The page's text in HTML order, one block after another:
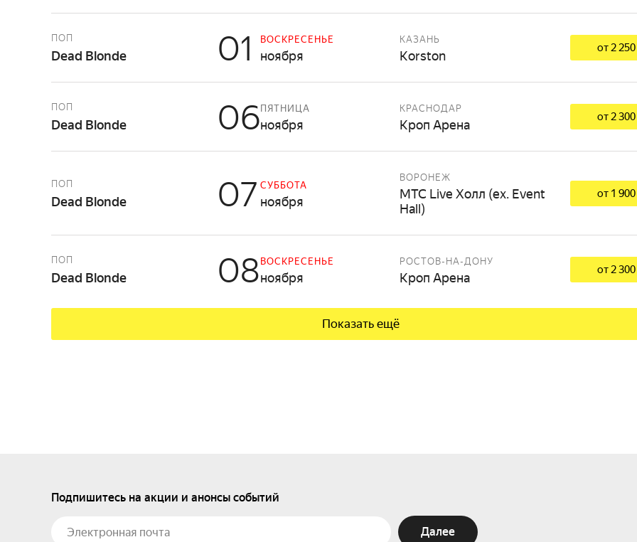
ПОП
Dead Blonde 01 ВОСКРЕСЕНЬЕ
ноября
КАЗАНЬ
Korston
от 2
ПОП
Dead Blonde 06ПЯТНИЦА
ноября
КРАСНОДАР
Кроп Арена
от 2
ПОП
Dead Blonde 07 СУББОТА
ноября
ВОРОНЕЖ
МТС Live Холл (ex. Event
Hall)
от 1
ПОП
Dead Blonde 08 ВОСКРЕСЕНЬЕ
ноября
РОСТОВ-НА-ДОНУ
Кроп Арена
от 2
Показать ещё
Подпишитесь на акции и анонсы событий
Далее